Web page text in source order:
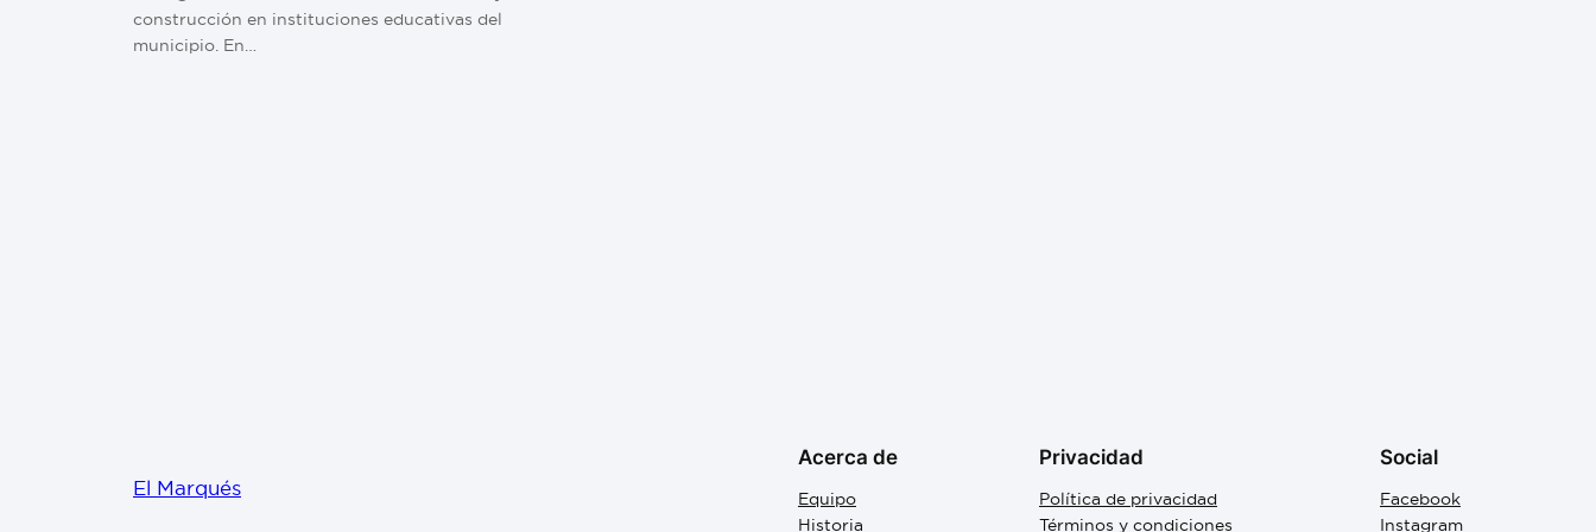
construcción en instituciones educativas del
municipio. En…
El Marqués
Acerca de
Equipo
Historia
Privacidad
Política de privacidad
Términos y condiciones
Social
Facebook
Instagram